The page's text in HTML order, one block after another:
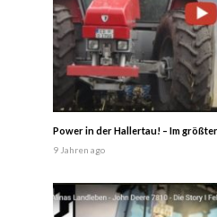
Power in der Hallertau! – Im
9 Jahren ago